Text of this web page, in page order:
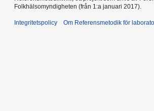
Folkhälsomyndigheten (från 1:a januari 2017).
Integritetspolicy Om Referensmetodik för